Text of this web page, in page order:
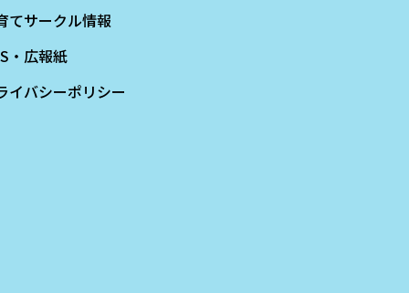
てサークル情報
・広報紙
イバシーポリシー